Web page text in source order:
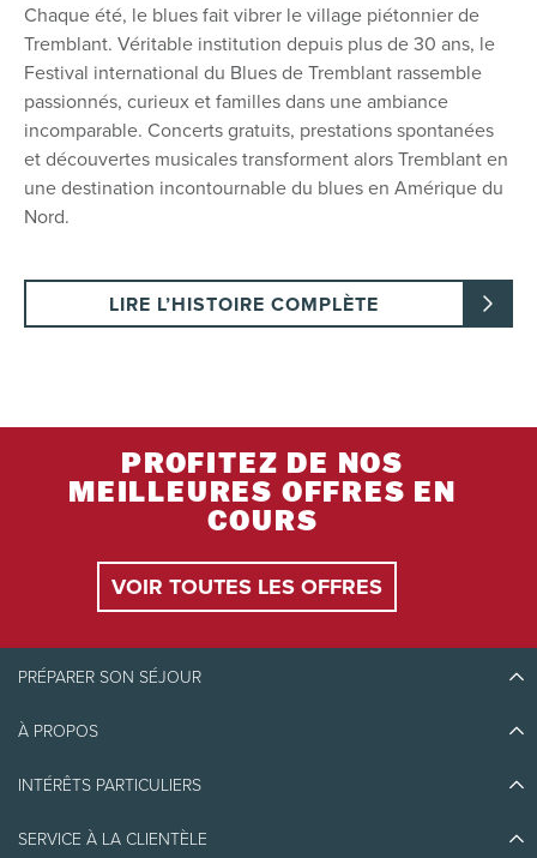
Chaque été, le blues fait vibrer le village piétonnier de
Tremblant. Véritable institution depuis plus de 30 ans, le
Festival international du Blues de Tremblant rassemble
passionnés, curieux et familles dans une ambiance
incomparable. Concerts gratuits, prestations spontanées
et découvertes musicales transforment alors Tremblant en
une destination incontournable du blues en Amérique du
Nord.
LIRE L’HISTOIRE COMPLÈTE
PROFITEZ DE NOS
MEILLEURES OFFRES EN
COURS
VOIR TOUTES LES OFFRES
PRÉPARER SON SÉJOUR
Découvrir Tremblant
Blogue
Quoi faire
À PROPOS
Écoresponsabilité
Athlètes ambassadeurs
INTÉRÊTS PARTICULIERS
Emplois et carrières
SERVICE À LA CLIENTÈLE